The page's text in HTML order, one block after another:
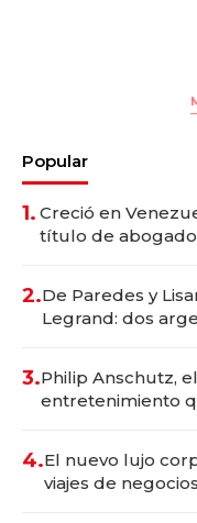
Popular
1. Creció en
título de
2.De Paredes y
Legrand: dos
3.Philip Anschutz,
entretenimiento
4.El nuevo lujo
viajes de